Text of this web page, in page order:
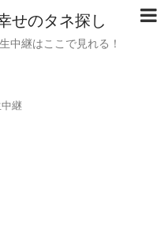
せのタネ探し
中継はここで見れる！
継